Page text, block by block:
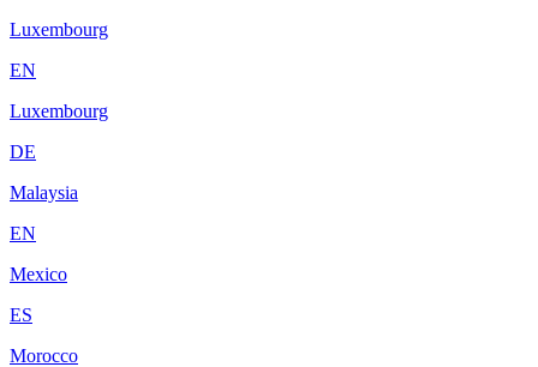
Luxembourg
EN
Luxembourg
DE
Malaysia
EN
Mexico
ES
Morocco